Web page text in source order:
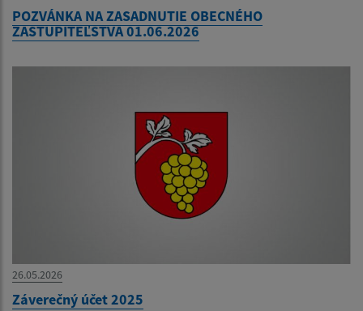
POZVÁNKA NA ZASADNUTIE OBECNÉHO
ZASTUPITEĽSTVA 01.06.2026
26.05.2026
Záverečný účet 2025